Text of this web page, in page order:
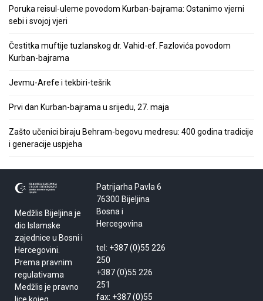
Poruka reisul-uleme povodom Kurban-bajrama: Ostanimo vjerni
sebi i svojoj vjeri
Čestitka muftije tuzlanskog dr. Vahid-ef. Fazlovića povodom
Kurban-bajrama
Jevmu-Arefe i tekbiri-tešrik
Prvi dan Kurban-bajrama u srijedu, 27. maja
Zašto učenici biraju Behram-begovu medresu: 400 godina tradicije
i generacije uspjeha
Medžlis Bijeljina je
dio Islamske
zajednice u Bosni i
Hercegovini.
Prema pravnim
regulativama
Medžlis je pravno
Patrijarha Pavla 6
76300 Bijeljina
Bosna i
Hercegovina
tel: +387 (0)55 226
250
+387 (0)55 226
251
fax: +387 (0)55